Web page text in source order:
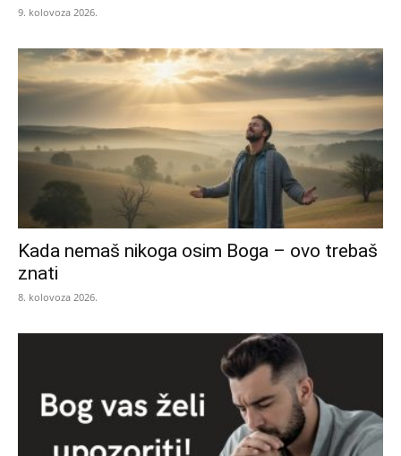
9. kolovoza 2026.
Kada nemaš nikoga osim Boga – ovo trebaš
znati
8. kolovoza 2026.